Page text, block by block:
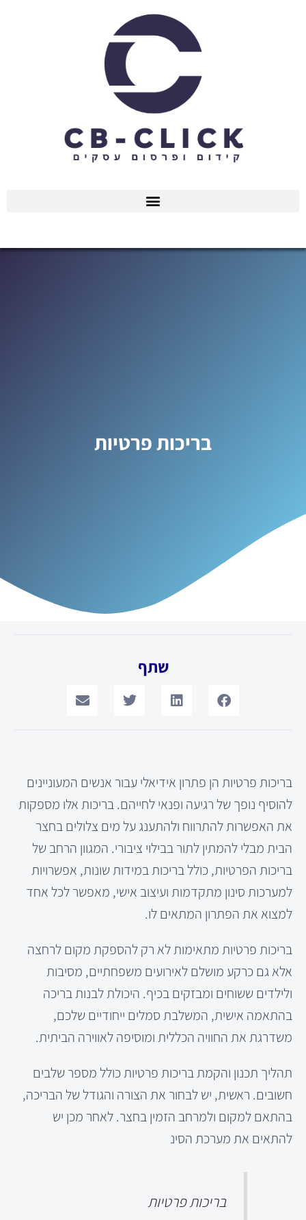
בריכות פרטיות
שתף
בריכות פרטיות הן פתרון אידיאלי עבור אנשים המעוניינים
להוסיף נופך של רגיעה ופנאי לחייהם. בריכות אלו מספקות
את האפשרות להתרווח ולהתענג על מים צלולים בחצר
הבית מבלי להמתין לתור בבילוי ציבורי. המגוון הרחב של
בריכות הפרטיות, כולל בריכות במידות שונות, אפשרויות
למערכות סינון מתקדמות ועיצוב אישי, מאפשר לכל אחד
למצוא את הפתרון המתאים לו.
בריכות פרטיות מתאימות לא רק להספקת מקום לרחצה
אלא גם כרקע מושלם לאירועים משפחתיים, מסיבות
ולילדים ששוחים ומבזקים בכיף. היכולת לבנות בריכה
בהתאמה אישית, המשלבת סמלים ייחודיים שלכם,
משדרגת את החוויה הכללית ומוסיפה לאווירה הביתית.
תהליך תכנון והקמת בריכות פרטיות כולל מספר שלבים
חשובים. ראשית, יש לבחור את הצורה והגודל של הבריכה,
בהתאם למקום ולמרחב הזמין בחצר. לאחר מכן יש
להתאים את מערכת הסינ
בריכות פרטיות